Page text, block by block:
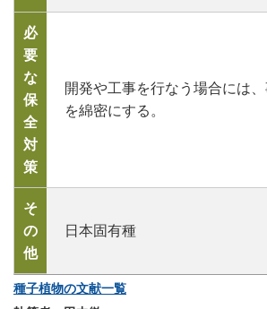
必
要
な
保
全
対
策
開発や工事を行なう場合には
を綿密にする。
そ
の
他
日本固有種
種子植物の文献一覧